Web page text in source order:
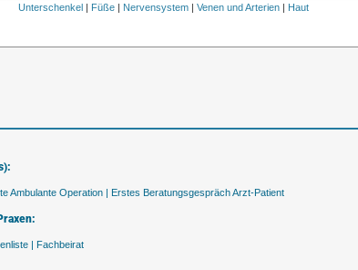
Unterschenkel | Füße | Nervensystem |Venen und Arterien | Haut
Ambulante Operation | Erstes Beratungsgespräch Arzt-Patient
| Fachbeirat